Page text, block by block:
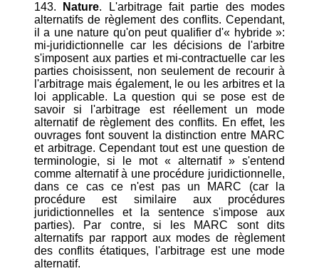
143.
Nature. L'arbitrage fait partie des modes
alternatifs de règlement des conflits. Cependant,
il a une nature qu'on peut qualifier d'« hybride »:
mi-juridictionnelle car les décisions de l'arbitre
s'imposent aux parties et mi-contractuelle car les
parties choisissent, non seulement de recourir à
l'arbitrage mais également, le ou les arbitres et la
loi applicable. La question qui se pose est de
savoir si l'arbitrage est réellement un mode
alternatif de règlement des conflits. En effet, les
ouvrages font souvent la distinction entre MARC
et arbitrage. Cependant tout est une question de
terminologie, si le mot « alternatif » s'entend
comme alternatif à une procédure juridictionnelle,
dans ce cas ce n'est pas un MARC (car la
procédure est similaire aux procédures
juridictionnelles et la sentence s'impose aux
parties). Par contre, si les MARC sont dits
alternatifs par rapport aux modes de règlement
des conflits étatiques, l'arbitrage est une mode
alternatif.